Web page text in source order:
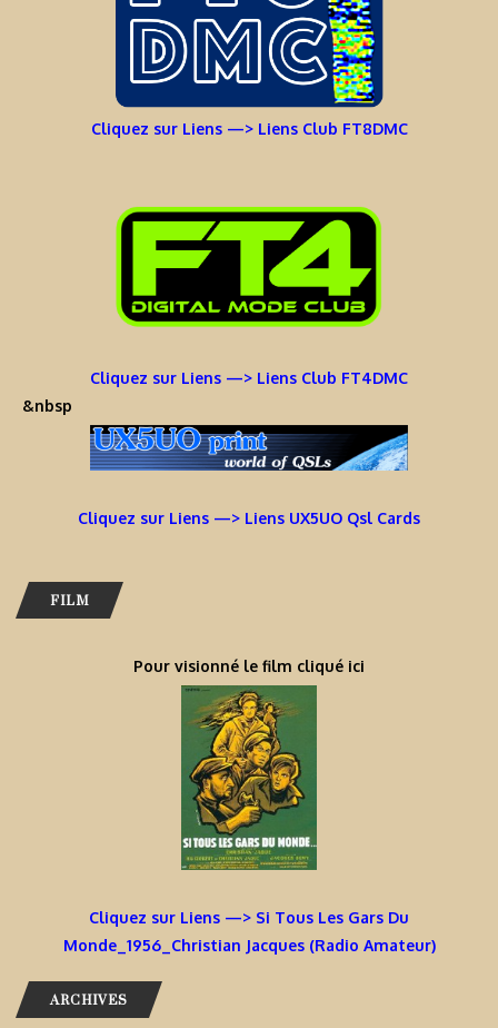
Cliquez sur Liens —> Liens Club FT8DMC
Cliquez sur Liens —> Liens Club FT4DMC
&nbsp
Cliquez sur Liens —> Liens UX5UO Qsl Cards
FILM
Pour visionné le film cliqué ici
Cliquez sur Liens —> Si Tous Les Gars Du
Monde_1956_Christian Jacques (Radio Amateur)
ARCHIVES